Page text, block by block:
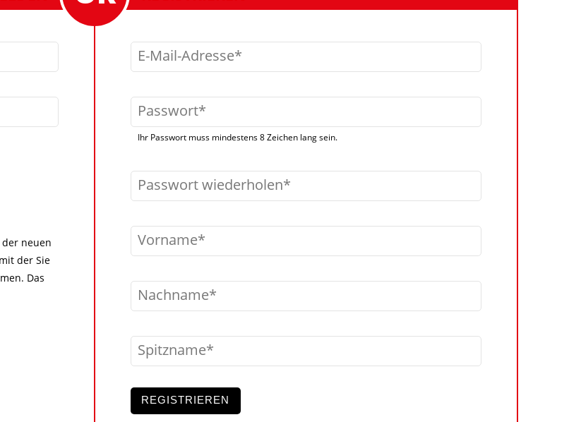
neuen
der Sie
Das
E-Mail-Adresse
Passwort
Ihr Passwort muss mindestens 8 Zeichen lang sein.
Passwort wiederholen
Vorname
Nachname
Spitzname
REGISTRIEREN